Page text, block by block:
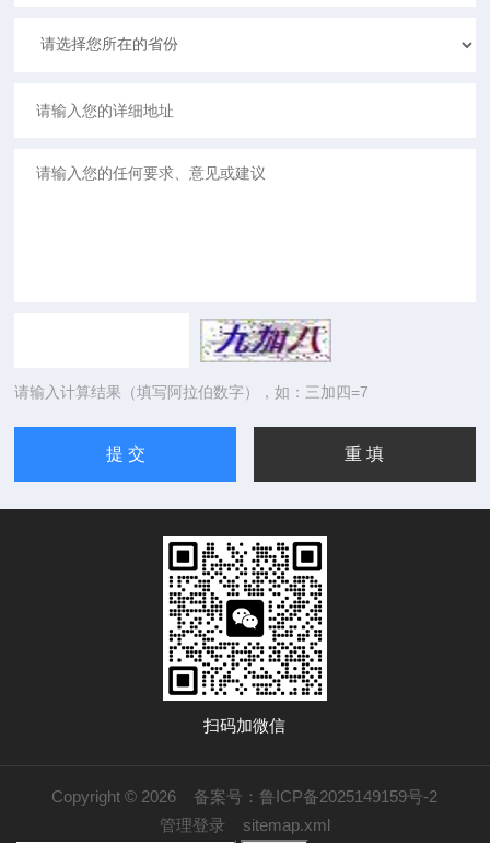
请输入计算结果（填写阿拉伯数字），如：三加四=7
扫码加微信
Copyright © 2026 备案号：鲁ICP备2025149159号-2
管理登录
sitemap.xml